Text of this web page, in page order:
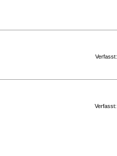
Verfasst:
Verfasst: